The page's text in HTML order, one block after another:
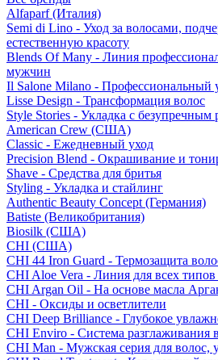
Alfaparf (Италия)
Semi di Lino - Уход за волосами,
естественную красоту
Blends Of Many - Линия
мужчин
Il Salone Milano - Профессиональный
Lisse Design - Трансформация волос
Style Stories - Укладка с безупречным
American Crew (США)
Classic - Ежедневный уход
Precision Blend - Окрашивание и
Shave - Средства для бритья
Styling - Укладка и стайлинг
Authentic Beauty Concept (Германия)
Batiste (Великобритания)
Biosilk (США)
CHI (США)
CHI 44 Iron Guard - Термозащита
CHI Aloe Vera - Линия для всех
CHI Argan Oil - На основе масла
CHI - Оксиды и осветлители
CHI Deep Brilliance - Глубокое
CHI Enviro - Система разглаживания
CHI Man - Мужская серия для волос,